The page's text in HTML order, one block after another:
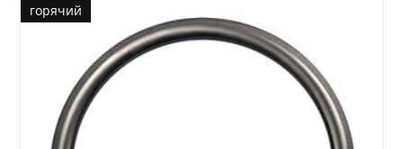
горячий